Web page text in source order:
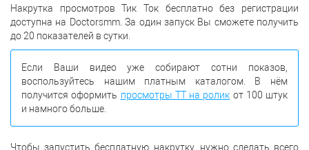
Накрутка просмотров Тик Ток бесплатно без регистрации
доступна на Doctorsmm. За один запуск Вы сможете получить
до 20 показателей в сутки.
Если Ваши видео уже собирают сотни показов,
воспользуйтесь нашим платным каталогом. В нём
получится оформить просмотры ТТ на ролик от 100 штук
и намного больше.
Чтобы запустить бесплатную накрутку, нужно сделать всего